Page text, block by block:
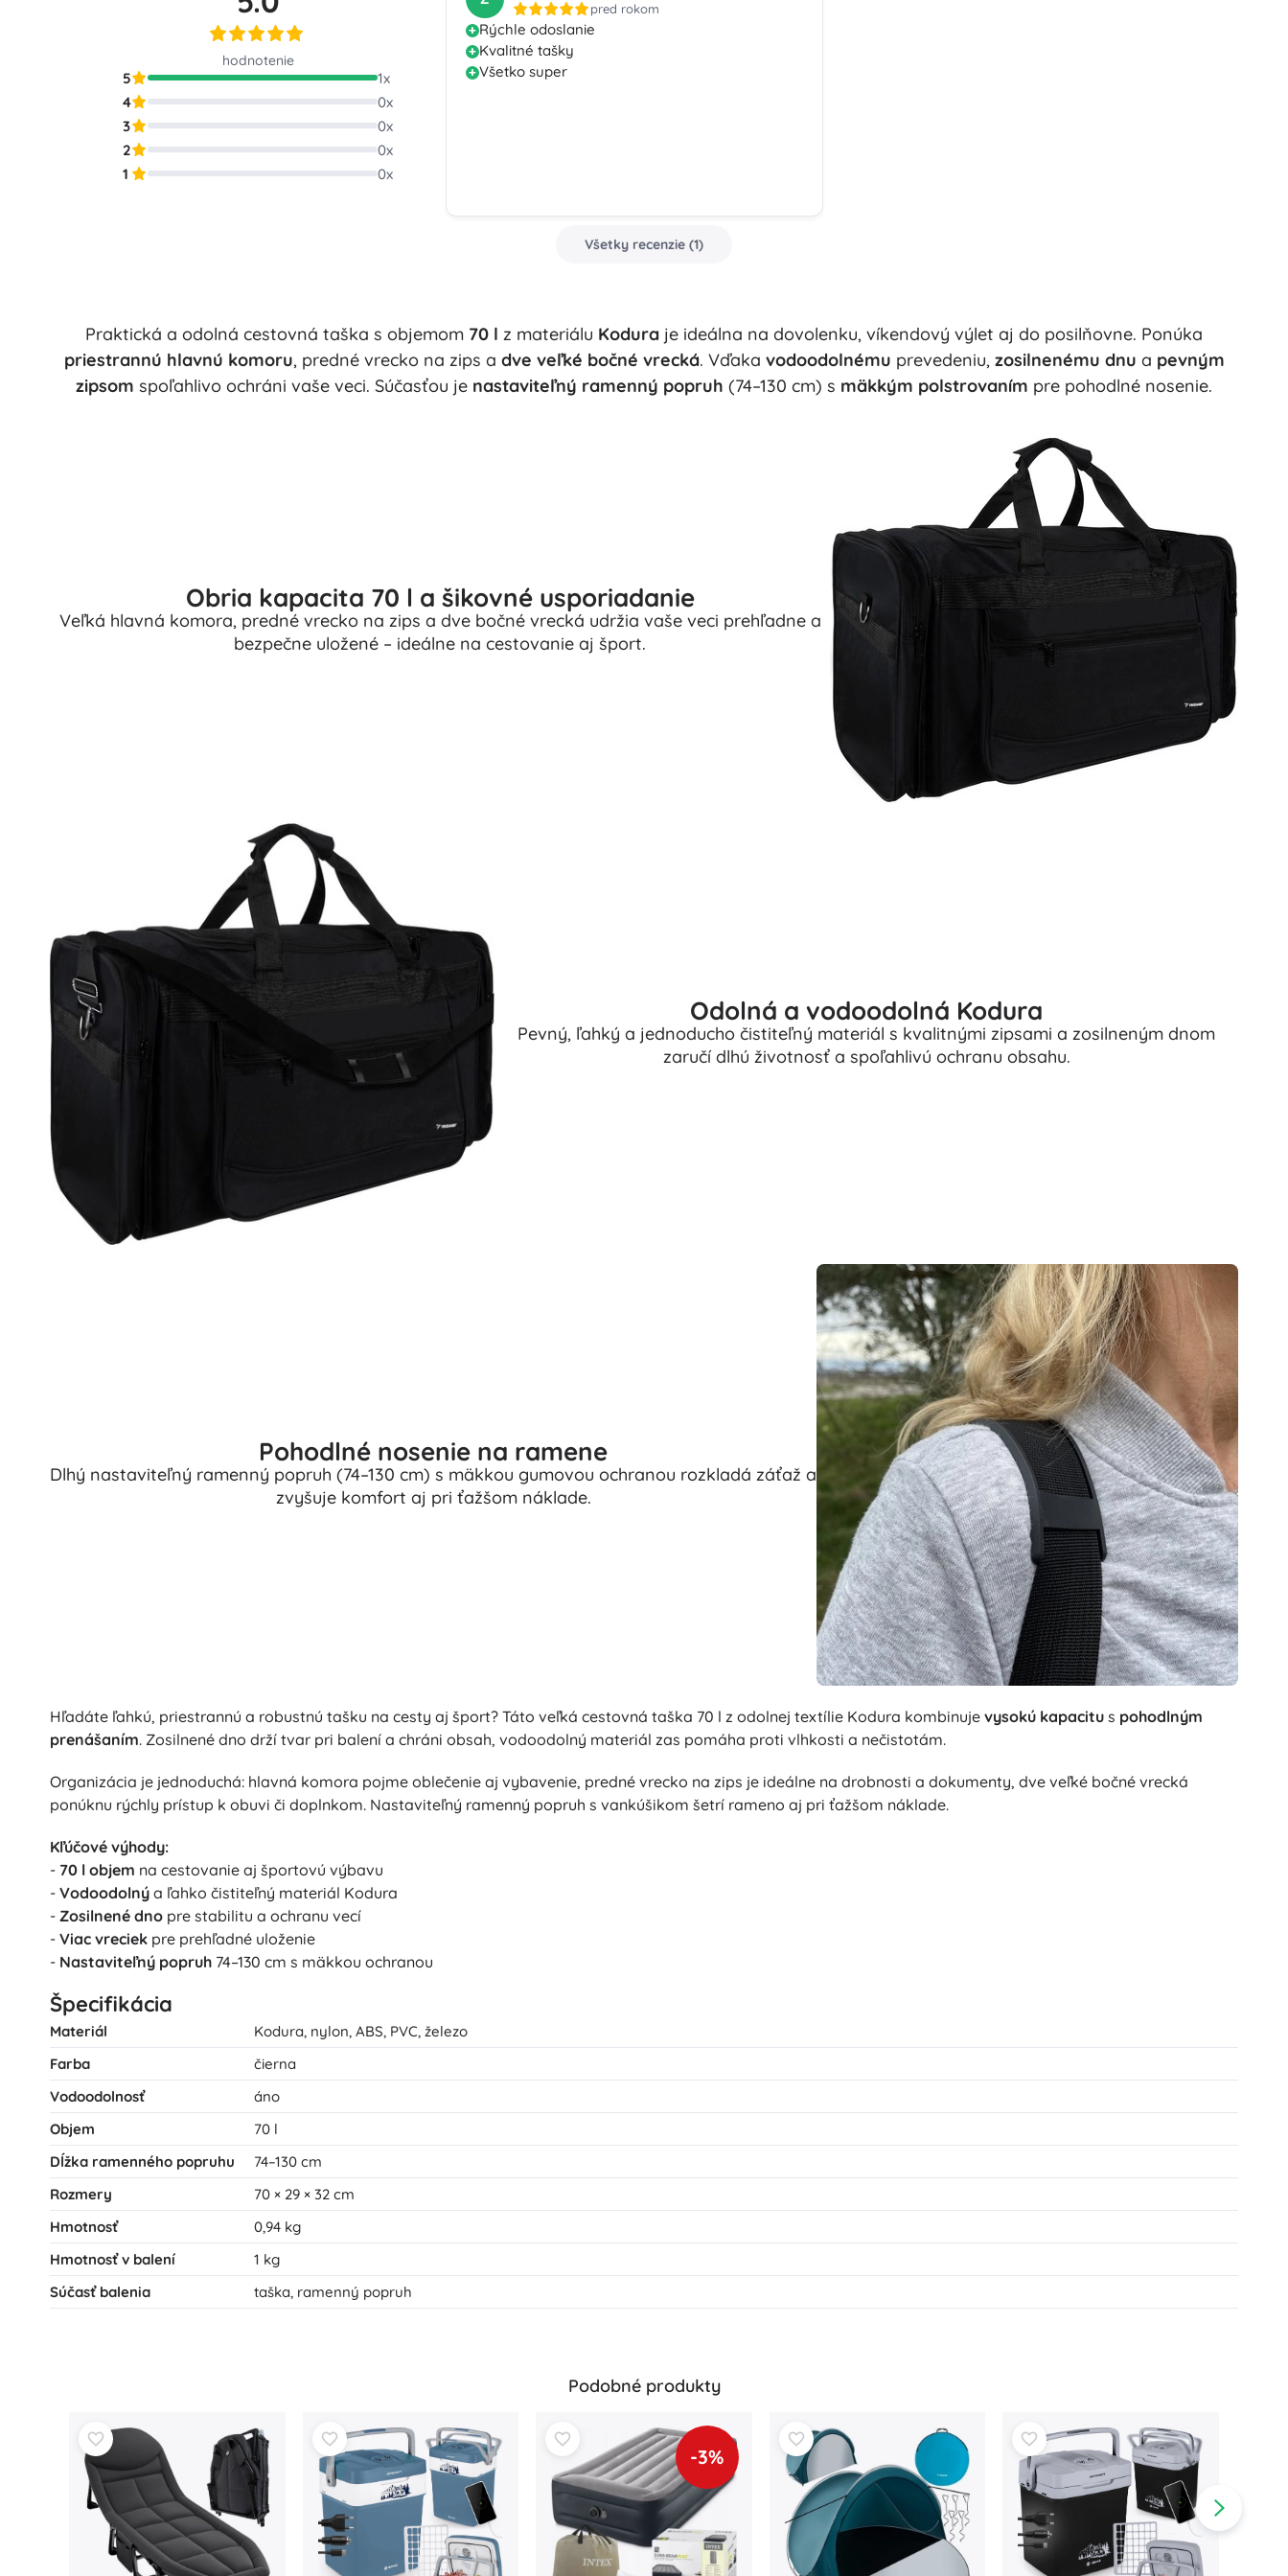
hodnotenie
5 1x
4
0x
3
0x
2
0x
1
0x
pred rokom
Rýchle odoslanie
Kvalitné tašky
Všetko super
Všetky recenzie (1)
Praktická a odolná cestovná taška s objemom 70 l z materiálu Kodura je ideálna na dovolenku, víkendový výlet aj do posilňovne. Ponúka
priestrannú hlavnú komoru, predné vrecko na zips a dve veľké bočné vrecká. Vďaka vodoodolnému prevedeniu, zosilnenému dnu a pevným
zipsom spoľahlivo ochráni vaše veci. Súčasťou je nastaviteľný ramenný popruh (74–130 cm) s mäkkým polstrovaním pre pohodlné nosenie.
Obria kapacita 70 l a šikovné usporiadanie
Veľká hlavná komora, predné vrecko na zips a dve bočné vrecká udržia vaše veci prehľadne a
bezpečne uložené – ideálne na cestovanie aj šport.
Odolná a vodoodolná Kodura
Pevný, ľahký a jednoducho čistiteľný materiál s kvalitnými zipsami a zosilneným dnom
zaručí dlhú životnosť a spoľahlivú ochranu obsahu.
Pohodlné nosenie na ramene
Dlhý nastaviteľný ramenný popruh (74–130 cm) s mäkkou gumovou ochranou rozkladá záťaž a
zvyšuje komfort aj pri ťažšom náklade.
Hľadáte ľahkú, priestrannú a robustnú tašku na cesty aj šport? Táto veľká cestovná taška 70 l z odolnej textílie Kodura kombinuje vysokú kapacitu s pohodlným
prenášaním. Zosilnené dno drží tvar pri balení a chráni obsah, vodoodolný materiál zas pomáha proti vlhkosti a nečistotám.
Organizácia je jednoduchá: hlavná komora pojme oblečenie aj vybavenie, predné vrecko na zips je ideálne na drobnosti a dokumenty, dve veľké bočné vrecká
ponúknu rýchly prístup k obuvi či doplnkom. Nastaviteľný ramenný popruh s vankúšikom šetrí rameno aj pri ťažšom náklade.
Kľúčové výhody:
- 70 l objem na cestovanie aj športovú výbavu
- Vodoodolný a ľahko čistiteľný materiál Kodura
- Zosilnené dno pre stabilitu a ochranu vecí
- Viac vreciek pre prehľadné uloženie
- Nastaviteľný popruh 74–130 cm s mäkkou ochranou
Špecifikácia
Materiál
Kodura, nylon, ABS, PVC, železo
Farba
čierna
Vodoodolnosť
áno
Objem
70 l
Dĺžka ramenného popruhu
74–130 cm
Rozmery
70 × 29 × 32 cm
Hmotnosť
0,94 kg
Hmotnosť v balení
1 kg
Súčasť balenia
taška, ramenný popruh
Podobné produkty
-3%